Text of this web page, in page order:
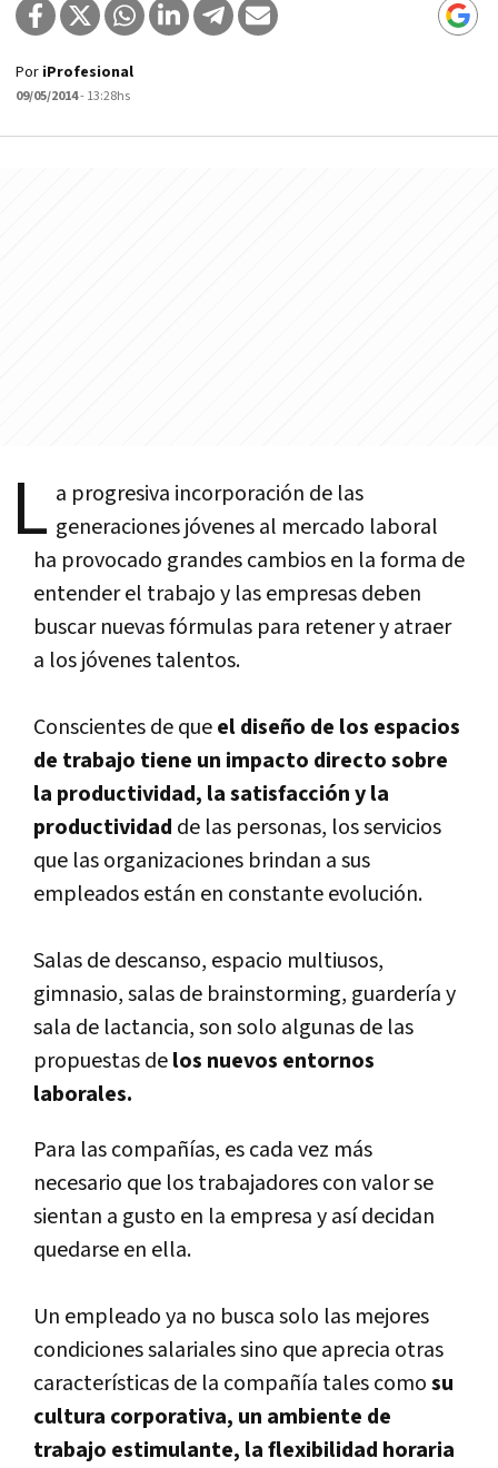
Por iProfesional
09/05/2014- 13:28hs
L a progresiva incorporación de las
generaciones jóvenes al mercado laboral
ha provocado grandes cambios en la forma de
entender el trabajo y las empresas deben
buscar nuevas fórmulas para retener y atraer
a los jóvenes talentos.
Conscientes de queel diseño de los espacios
de trabajo tiene un impacto directo sobre
la productividad, la satisfacción y la
productividad de las personas, los servicios
que las organizaciones brindan a sus
empleados están en constante evolución.
Salas de descanso, espacio multiusos,
gimnasio, salas de brainstorming, guardería y
sala de lactancia, son solo algunas de las
propuestas delos nuevos entornos
laborales.
Para las compañías, es cada vez más
necesario que los trabajadores con valor se
sientan a gusto en la empresa y así decidan
quedarse en ella.
Un empleado ya no busca solo las mejores
condiciones salariales sino que aprecia otras
características de la compañía tales comosu
cultura corporativa, un ambiente de
trabajo estimulante, la flexibilidad horaria